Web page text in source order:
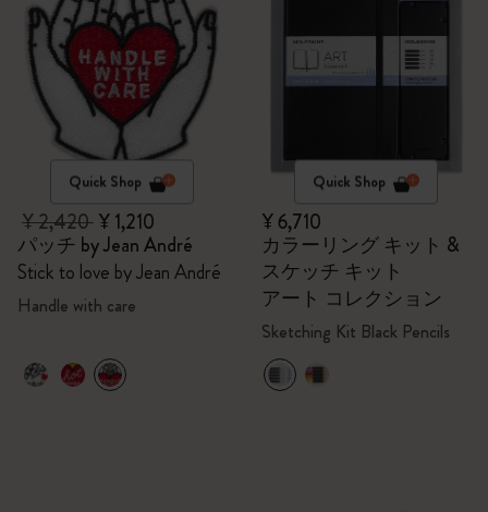
Quick Shop
¥ 2,420¥ 1,210
パッチ by Jean André
Stick to love by Jean André
Handle with care
Quick Shop
¥ 6,710
カラーリング キット &
スケッチ キット
アート コレクション
Sketching Kit Black Pencils